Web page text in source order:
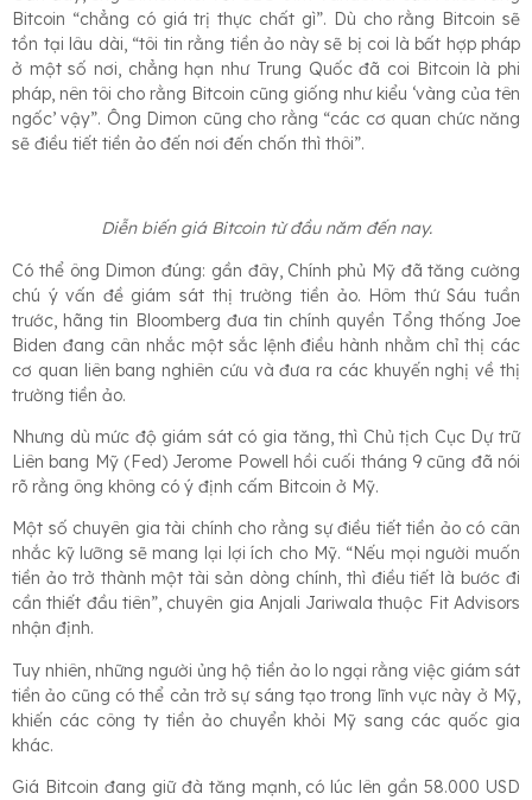
Bitcoin “chẳng có giá trị thực chất gì”. Dù cho rằng Bitcoin sẽ
tồn tại lâu dài, “tôi tin rằng tiền ảo này sẽ bị coi là bất hợp pháp
ở một số nơi, chẳng hạn như Trung Quốc đã coi Bitcoin là phi
pháp, nên tôi cho rằng Bitcoin cũng giống như kiểu ‘vàng của tên
ngốc’ vậy”. Ông Dimon cũng cho rằng “các cơ quan chức năng
sẽ điều tiết tiền ảo đến nơi đến chốn thì thôi”.
Diễn biến giá Bitcoin từ đầu năm đến nay.
Có thể ông Dimon đúng: gần đây, Chính phủ Mỹ đã tăng cường
chú ý vấn đề giám sát thị trường tiền ảo. Hôm thứ Sáu tuần
trước, hãng tin Bloomberg đưa tin chính quyền Tổng thống Joe
Biden đang cân nhắc một sắc lệnh điều hành nhằm chỉ thị các
cơ quan liên bang nghiên cứu và đưa ra các khuyến nghị về thị
trường tiền ảo.
Nhưng dù mức độ giám sát có gia tăng, thì Chủ tịch Cục Dự trữ
Liên bang Mỹ (Fed) Jerome Powell hồi cuối tháng 9 cũng đã nói
rõ rằng ông không có ý định cấm Bitcoin ở Mỹ.
Một số chuyên gia tài chính cho rằng sự điều tiết tiền ảo có cân
nhắc kỹ lưỡng sẽ mang lại lợi ích cho Mỹ. “Nếu mọi người muốn
tiền ảo trở thành một tài sản dòng chính, thì điều tiết là bước đi
cần thiết đầu tiên”, chuyên gia Anjali Jariwala thuộc Fit Advisors
nhận định.
Tuy nhiên, những người ủng hộ tiền ảo lo ngại rằng việc giám sát
tiền ảo cũng có thể cản trở sự sáng tạo trong lĩnh vực này ở Mỹ,
khiến các công ty tiền ảo chuyển khỏi Mỹ sang các quốc gia
khác.
Giá Bitcoin đang giữ đà tăng mạnh, có lúc lên gần 58.000 USD